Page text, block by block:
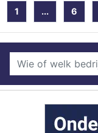
1 ... 6